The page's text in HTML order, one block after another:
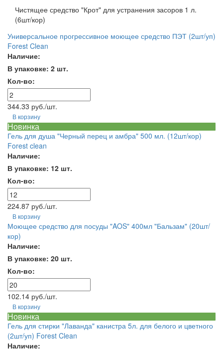
Чистящее средство "Крот" для устранения засоров 1 л.
(6шт/кор)
Универсальное прогрессивное моющее средство ПЭТ (2шт/уп)
Forest Clean
Наличие:
В упаковке: 2 шт.
Кол-во:
344.33 руб./шт.
В корзину
Новинка
Гель для душа "Черный перец и амбра" 500 мл. (12шт/кор)
Forest clean
Наличие:
В упаковке: 12 шт.
Кол-во:
224.87 руб./шт.
В корзину
Моющее средство для посуды "AOS" 400мл "Бальзам" (20шт/
кор)
Наличие:
В упаковке: 20 шт.
Кол-во:
102.14 руб./шт.
В корзину
Новинка
Гель для стирки "Лаванда" канистра 5л. для белого и цветного
(2шт/уп) Forest Clean
Наличие: